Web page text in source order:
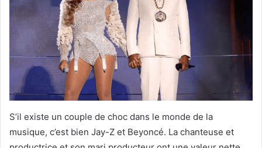
S’il existe un couple de choc dans le monde de la
musique, c’est bien Jay-Z et Beyoncé. La chanteuse et